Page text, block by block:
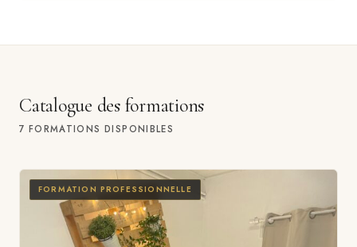
Catalogue des formations
7 FORMATIONS DISPONIBLES
FORMATION PROFESSIONNELLE